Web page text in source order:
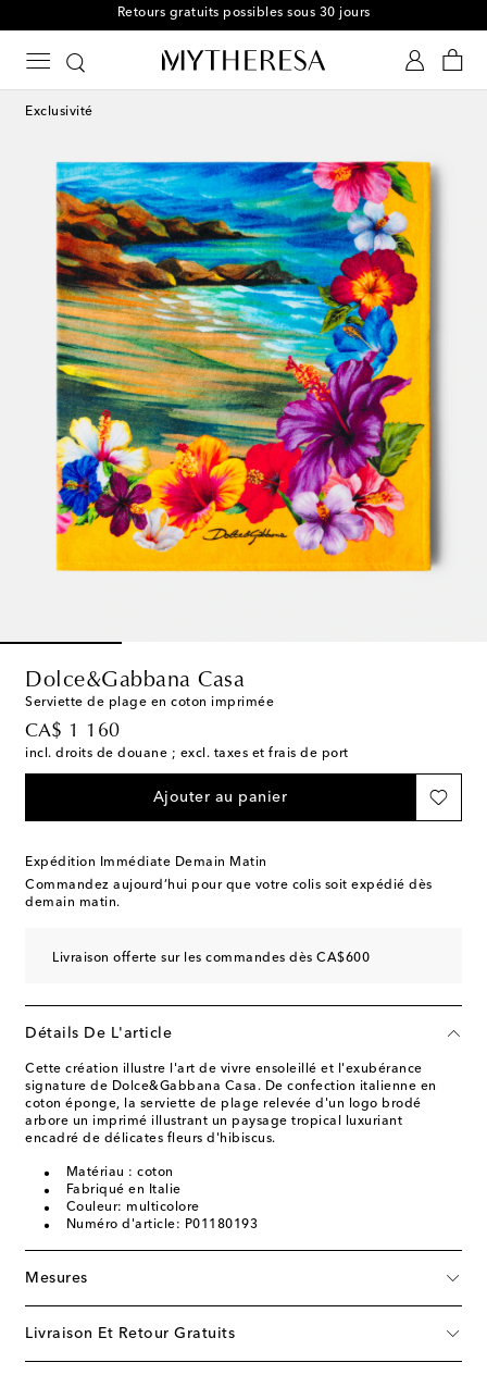
Retours gratuits possibles sous 30 jours
Exclusivité
Dolce&Gabbana Casa
Serviette de plage en coton imprimée
CA$ 1 160
original price
incl. droits de douane ; excl. taxes et frais de port
Ajouter au panier
Expédition Immédiate Demain Matin
Commandez aujourd’hui pour que votre colis soit expédié dès
demain matin.
Livraison offerte sur les commandes dès CA$600
Détails De L'article
Cette création illustre l'art de vivre ensoleillé et l'exubérance
signature de Dolce&Gabbana Casa. De confection italienne en
coton éponge, la serviette de plage relevée d'un logo brodé
arbore un imprimé illustrant un paysage tropical luxuriant
encadré de délicates fleurs d'hibiscus.
Matériau : coton
Fabriqué en Italie
Couleur: multicolore
Numéro d'article: P01180193
Mesures
Livraison Et Retour Gratuits